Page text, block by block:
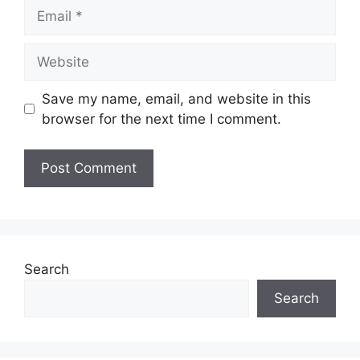
Tarikh Tutup Permohonan :
JAWATAN
Pegawai Teknologi Maklumat Gred F41
Pegawai Kewangan Gred W41
Pembantu Akauntan Gred W19
Pengawal Keselamatan Gred KP11
Save my name, email, and website in this
browser for the next time I comment.
Search
Search